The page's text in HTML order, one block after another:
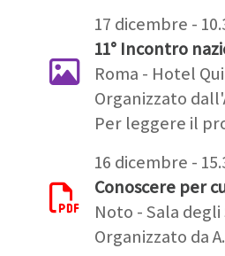
17 dicembre -
11° Incontro
Roma - Hotel
Organizzato
Per leggere il
16 dicembre -
Conoscere per
Noto - Sala
Organizzato da